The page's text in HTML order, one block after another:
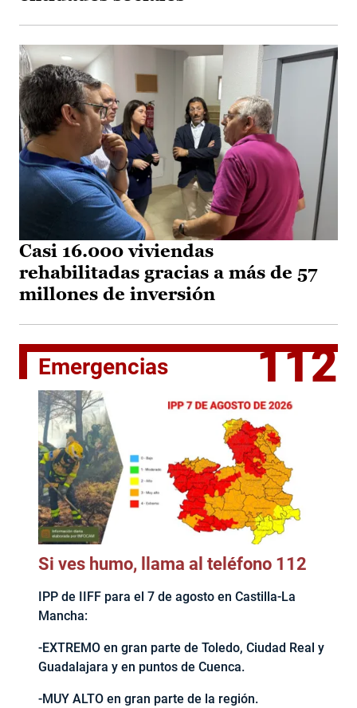
Casi 16.000 viviendas
rehabilitadas gracias a más de 57
millones de inversión
Emergencias 112
Si ves humo, llama al teléfono 112
IPP de IIFF para el 7 de agosto en Castilla-La
Mancha:
-EXTREMO en gran parte de Toledo, Ciudad Real y
Guadalajara y en puntos de Cuenca.
-MUY ALTO en gran parte de la región.